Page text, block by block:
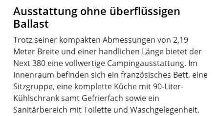
Ausstattung ohne überflüssigen
Ballast
Trotz seiner kompakten Abmessungen von 2,19
Meter Breite und einer handlichen Länge bietet der
Next 380 eine vollwertige Campingausstattung. Im
Innenraum befinden sich ein französisches Bett, eine
Sitzgruppe, eine komplette Küche mit 90-Liter-
Kühlschrank samt Gefrierfach sowie ein
Sanitärbereich mit Toilette und Waschgelegenheit.